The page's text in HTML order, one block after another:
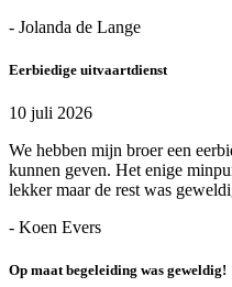
- Jolanda de Lange
Eerbiedige uitvaartdienst
10 juli 2026
We hebben mijn broer een
kunnen geven. Het enige
lekker maar de rest was
- Koen Evers
Op maat begeleiding was geweldig!